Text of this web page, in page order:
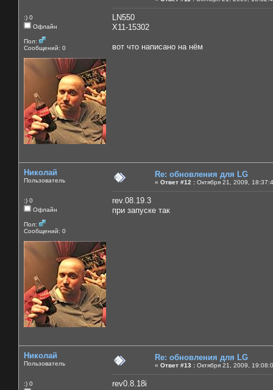
:) 0
Офлайн
Пол:
Сообщений: 0
LN550
X11-15302
вот что написано на нём
Николай
Пользователь
:) 0
Офлайн
Пол:
Сообщений: 0
Re: обновления для LG
« Ответ #12 : Октября 21, 2009,
rev.08.19.3
при запуске так
Николай
Пользователь
:) 0
Re: обновления для LG
« Ответ #13 : Октября 21, 2009,
rev0.8.18i